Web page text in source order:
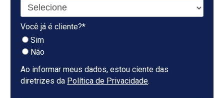
Você já é cliente?*
Sim
Não
Ao informar meus dados, estou ciente das
diretrizes da Política de Privacidade.